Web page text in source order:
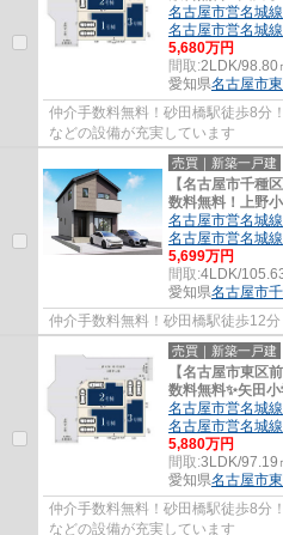
名古屋市営名城線
名古屋市営名城線
5,680万円
間取:2LDK/98.80
愛知県名古屋市
仲介手数料無料！砂田橋駅徒歩8分
などの設備が充実しています
売買｜新築一戸建
【名古屋市千種
数料無料！上野
名古屋市営名城線
名古屋市営名城線
5,699万円
間取:4LDK/
愛知県名古屋市
仲介手数料無料！砂田橋駅徒歩12
売買｜新築一戸建
【名古屋市東区
数料無料✨️矢田
名古屋市営名城線
名古屋市営名城線
5,880万円
間取:3LDK/97.19
愛知県名古屋市
仲介手数料無料！砂田橋駅徒歩8分
などの設備が充実しています